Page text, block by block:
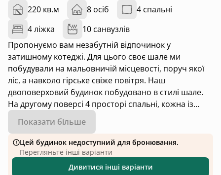
220 кв.м 8 осіб
4 спальні
4 ліжка
10 санвузлів
Пропонуємо вам незабутній відпочинок у
затишному котеджі. Для цього своє шале ми
побудували на мальовничій місцевості, поруч якої
ліс, а навколо гірське свіже повітря. Наш
двоповерховий будинок побудовано в стилі шале.
На другому поверсі 4 просторі спальні, кожна із
своїм окремим санвузлом та дитяча кімната із
двоярусним ліжком. На першому поверсі дуже
простора кухня із залою. Кухня обладнана всім
необхідним для комфорту проживання:
холодильник side by side, мікрохвильовка,
Показати більше
Цей будинок недоступний для бронювання.
Перегляньте інші варіанти
Дивитися інші варіанти